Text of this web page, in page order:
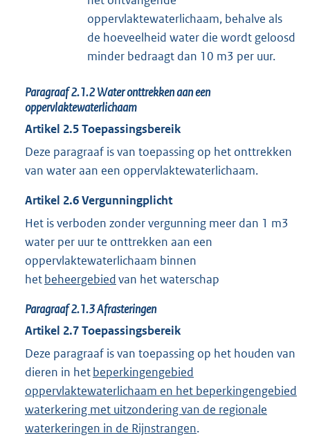
oppervlaktewaterlichaam, behalve als
de hoeveelheid water die wordt geloosd
minder bedraagt dan 10 m3 per uur.
Paragraaf2.1.2Water onttrekken aan een
oppervlaktewaterlichaam
Artikel 2.5Toepassingsbereik
Deze paragraaf is van toepassing op het onttrekken
van water aan een oppervlaktewaterlichaam.
Artikel 2.6Vergunningplicht
Het is verboden zonder vergunning meer dan 1 m3
water per uur te onttrekken aan een
oppervlaktewaterlichaam binnen
hetbeheergebiedvan het waterschap
Paragraaf2.1.3Afrasteringen
Artikel 2.7Toepassingsbereik
Deze paragraaf is van toepassing op het houden van
dieren in hetbeperkingengebied
oppervlaktewaterlichaam en het beperkingengebied
waterkering met uitzondering van de regionale
waterkeringen in de Rijnstrangen.